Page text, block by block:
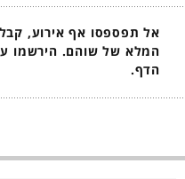
אל תפספסו אף אירוע,
המלא של שוהם. הירשמו
הדף.